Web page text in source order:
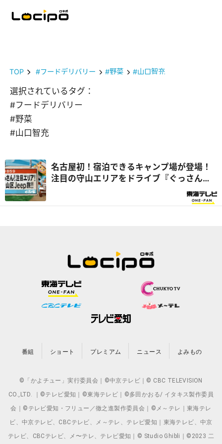
TOP #フードデリバリー #野菜 #山口智充
選択されているタグ：
#フードデリバリー
#野菜
#山口智充
名古屋初！宿泊できるキャンプ場が登場！
注目の守山エリアをドライブ『ぐっさん
番組 ショート プレミアム ニュース よみもの
©「かよチュー」実行委員会｜©中京テレビ｜© CBC TELEVISION
CO.,LTD. ｜©テレビ愛知｜©東海テレビ｜©多田かおる/ イタキス製作委員
会｜©テレビ愛知・フリュー／徹之進製作委員会｜©メ～テレ｜東海テレ
ビ、中京テレビ、CBCテレビ、メ～テレ、テレビ愛知｜東海テレビ、中京
テレビ、CBCテレビ、メ〜テレ、テレビ愛知｜© Studio Ghibli｜©2023 二